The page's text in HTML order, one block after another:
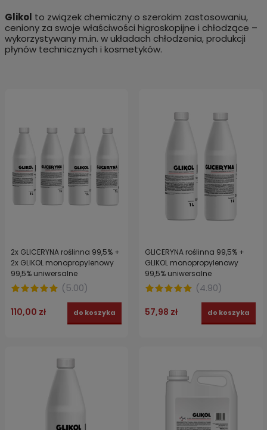
Glikol to związek chemiczny o szerokim zastosowaniu,
ceniony za swoje właściwości higroskopijne i chłodzące –
wykorzystywany m.in. w układach chłodzenia, produkcji
płynów technicznych i kosmetyków.
2x GLICERYNA roślinna 99,5% +
2x GLIKOL monopropylenowy
99,5% uniwersalne
zastosowanie 4x 1 l
(5.00)
110,00 zł do koszyka
GLICERYNA roślinna 99,5% +
GLIKOL monopropylenowy
99,5% uniwersalne
zastosowanie 2x 1 l
(4.90)
57,98 zł do koszyka